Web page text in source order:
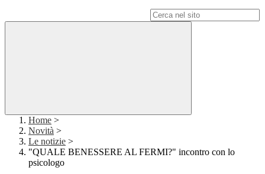
Home >
Novità >
Le notizie >
"QUALE BENESSERE AL FERMI?" incontro con lo
psicologo